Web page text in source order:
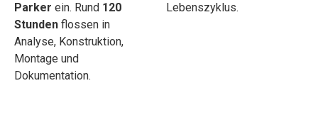
Parker ein. Rund 120
Stunden flossen in
Analyse, Konstruktion,
Montage und
Dokumentation.
Lebenszyklus.